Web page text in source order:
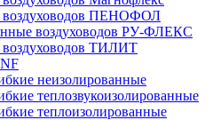
воздуховодов ПЕНОФОЛ
воздуховодов РУ-ФЛЕКС
воздуховодов ТИЛИТ
неизолированные
теплозвукоизолированные
теплоизолированные